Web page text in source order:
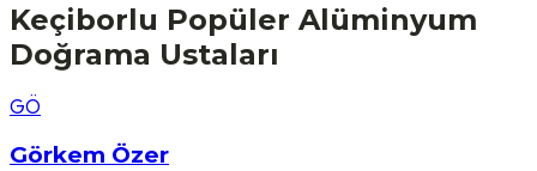
Keçiborlu Popüler Alüminyum
Doğrama Ustaları
GÖ
Görkem Özer